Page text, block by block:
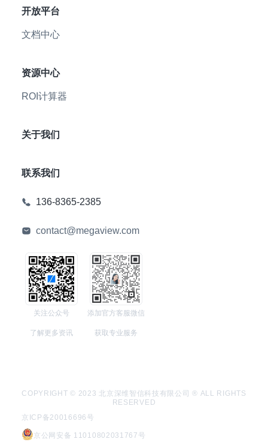
开放平台
文档中心
资源中心
ROI计算器
关于我们
联系我们
136-8365-2385
contact@megaview.com
关注公众号
了解更多资讯
添加官方客服微信
获取专业服务
COPYRIGHT © 2023 北京深维智信科技有限公司 ® ALL RIGHTS
RESERVED
京ICP备20016696号
京公网安备 11010802031767号